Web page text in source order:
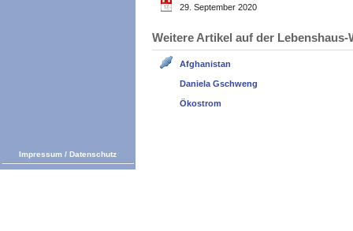
29. September 2020
Weitere Artikel auf der
Afghanistan
Daniela Gschweng
Ökostrom
Impressum / Datenschutz